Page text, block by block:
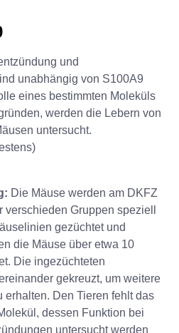
und
unabhängig von S100A9
eines bestimmten Moleküls
werden die Lebern von
untersucht.
Die Mäuse werden am DKFZ
Gruppen speziell
gezüchtet und
die Mäuse über etwa 10
Die ingezüchteten
gekreuzt, um weitere
Den Tieren fehlt das
dessen Funktion bei
untersucht werden